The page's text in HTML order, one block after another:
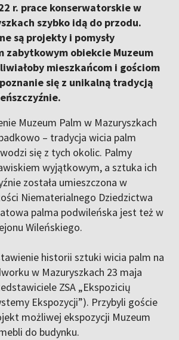
r. prace konserwatorskie w
szybko idą do przodu.
są projekty i pomysły
zabytkowym obiekcie Muzeum
mieszkańcom i gościom
się z unikalną tradycją
Muzeum Palm w Mazuryszkach
– tradycja wicia palm
się z tych okolic. Palmy
wyjątkowym, a sztuka ich
została umieszczona w
Niematerialnego Dziedzictwa
palma podwileńska jest też w
Wileńskiego.
historii sztuki wicia palm na
w Mazuryszkach 23 maja
ZSA „Ekspozicių
Ekspozycji”). Przybyli goście
możliwej ekspozycji Muzeum
do budynku.